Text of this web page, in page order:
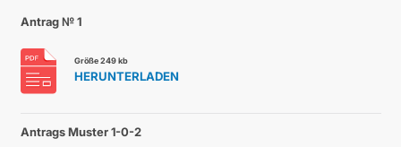
Antrag № 1
Größe 249 kb
HERUNTERLADEN
Antrags Muster 1-0-2